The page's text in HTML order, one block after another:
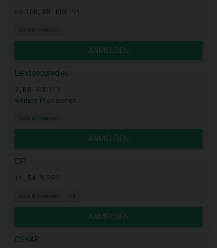
160,00 EUR
Geld & Finanzen
ANMELDEN
Lendsecured.eu
7,00 EUR
weitere Provisionen
Geld & Finanzen
ANMELDEN
CFI
11,54 %
Geld & Finanzen +1
ANMELDEN
OSKAR